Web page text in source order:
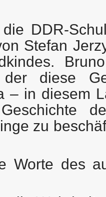
DDR-
Stefan
der diese
– in diesem
zu
Worte des